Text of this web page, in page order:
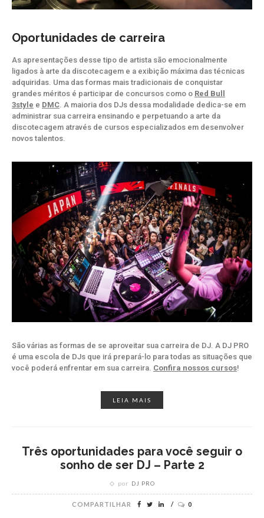
Oportunidades de carreira
As apresentações desse tipo de artista são emocionalmente
ligados à arte da discotecagem e a exibição máxima das técnicas
adquiridas. Uma das formas mais tradicionais de conquistar
grandes méritos é participar de concursos como o Red Bull
3style e DMC . A maioria dos DJs dessa modalidade dedica-se em
administrar sua carreira ensinando e perpetuando a arte da
discotecagem através de cursos especializados em desenvolver
novos talentos.
São várias as formas de se aproveitar sua carreira de DJ. A DJ PRO
é uma escola de DJs que irá prepará-lo para todas as situações que
você poderá enfrentar em sua carreira. Confira nossos cursos!
LEIA MAIS
Três oportunidades para você seguir o
sonho de ser DJ – Parte 2
por DJ PRO
COMPARTILHAR 0